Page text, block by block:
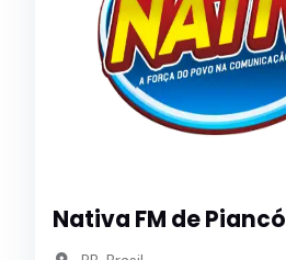
Nativa FM de Piancó